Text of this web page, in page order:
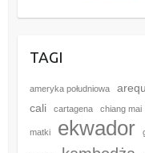
TAGI
ameryka południowa
cali cartagena chiang mai
matki ekwador